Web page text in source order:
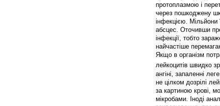
протоплазмою і
через пошкоджену
інфекцією. Мільйони
абсцес. Оточивши
інфекції, тобто
найчастіше
Якщо в організм
лейкоцитів швидко
ангіні, запаленні
не цілком дозрілі
за картиною крові,
мікробами. Іноді